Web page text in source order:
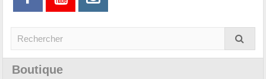
Boutique